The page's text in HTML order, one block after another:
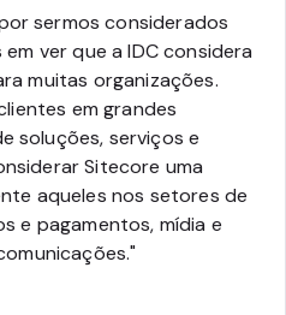
sermos considerados
ver que a IDC considera
muitas organizações.
em grandes
soluções, serviços e
Sitecore uma
aqueles nos setores de
e pagamentos, mídia e